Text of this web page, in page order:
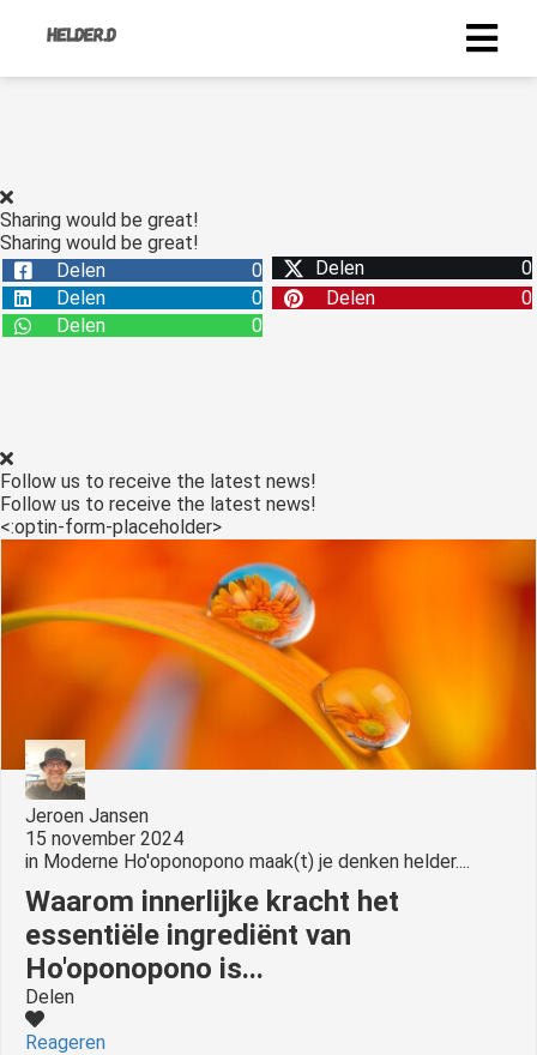
Sharing would be great!
Sharing would be great!
Delen
0 Delen
0
Delen
0 Delen
0
Delen
0
Follow us to receive the latest news!
Follow us to receive the latest news!
<:optin-form-placeholder>
Jeroen Jansen
15 november 2024
in Moderne Ho'oponopono maak(t) je denken helder....
Waarom innerlijke kracht het
essentiële ingrediënt van
Ho'oponopono is...
Delen
Reageren